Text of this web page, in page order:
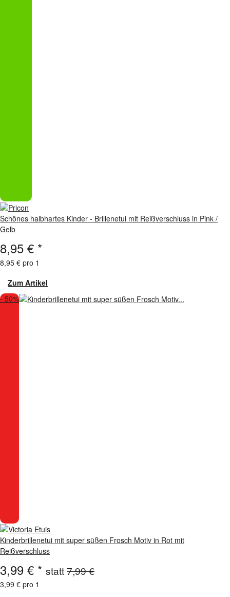
Schönes halbhartes Kinder - Brillenetui mit Reißverschluss in Pink /
Gelb
8,95 € *
8,95 € pro 1
Zum Artikel
- 50%
Kinderbrillenetui mit super süßen Frosch Motiv in Rot mit
Reißverschluss
3,99 € * statt7,99 €
3,99 € pro 1